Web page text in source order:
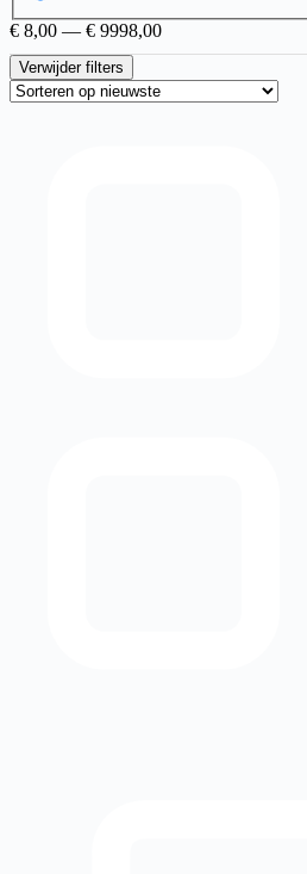
€ 8,00 — € 9998,00
Verwijder filters